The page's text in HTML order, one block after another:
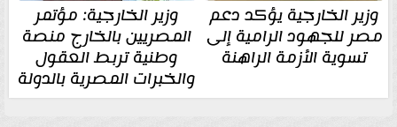
وزير الخارجية يؤكد دعم
مصر للجهود الرامية إلى
تسوية الأزمة الراهنة
وزير الخارجية: مؤتمر
المصريين بالخارج منصة
وطنية تربط العقول
والخبرات المصرية بالدولة